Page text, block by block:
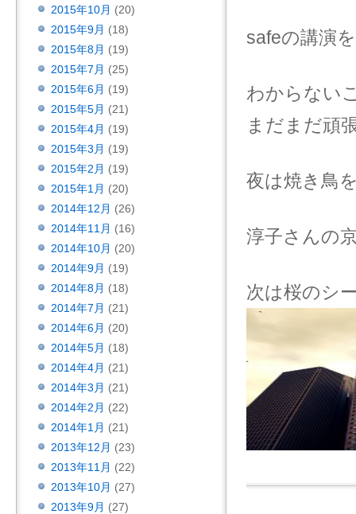
safeの講演
わからない
まだまだ頑
夜は焼き鳥
淳子さんの
次は桜のシ
2015年10月 (20)
2015年9月 (18)
2015年8月 (19)
2015年7月 (25)
2015年6月 (19)
2015年5月 (21)
2015年4月 (19)
2015年3月 (19)
2015年2月 (19)
2015年1月 (20)
2014年12月 (26)
2014年11月 (16)
2014年10月 (20)
2014年9月 (19)
2014年8月 (18)
2014年7月 (21)
2014年6月 (20)
2014年5月 (18)
2014年4月 (21)
2014年3月 (21)
2014年2月 (22)
2014年1月 (21)
2013年12月 (23)
2013年11月 (22)
2013年10月 (27)
2013年9月 (27)